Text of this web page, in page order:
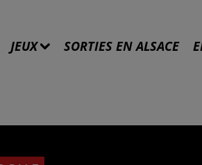
JEUX SORTIES EN ALSACE